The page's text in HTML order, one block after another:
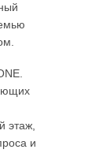
этаж,
и